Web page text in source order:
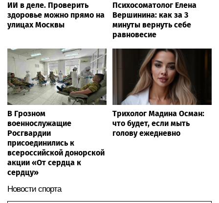
ИИ в деле. Проверить
здоровье можно прямо на
улицах Москвы
Психосоматолог Елена
Вершинина: как за 3
минуты вернуть себе
равновесие
В Грозном
военнослужащие
Росгвардии
присоединились к
всероссийской донорской
акции «От сердца к
сердцу»
Трихолог Мадина Осман:
что будет, если мыть
голову ежедневно
Новости спорта